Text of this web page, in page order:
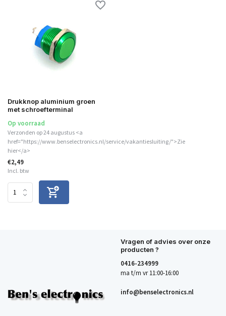
Drukknop aluminium groen
met schroefterminal
Op voorraad
Verzonden op 24 augustus <a
href="https://www.benselectronics.nl/service/vakantiesluiting/">Zie
hier</a>
€2,49
Incl. btw
Vragen of advies over onze
producten ?
0416-234999
ma t/m vr 11:00-16:00
info@benselectronics.nl